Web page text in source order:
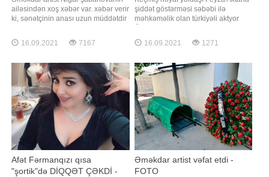
ailəsindən xoş xəbər var. xəbər verir
ki, sənətçinin anası uzun müddətdir
yataq xəstəsi idi. Nigar sosial media
hesabında paylaşım edərək
qalxdığını qeyd edib: . "5 aya
yaxındır ki, anam beyin qanamas
16.09.2021 7167
şiddət göstərməsi səbəbi ilə
məhkəməlik olan türkiyəli aktyor
Axşam.az-a istinadən xəbər verir ki,
1 il 6 ay həbsi tələb olunan aktyor
bildirib:. "Övladımın qəyyumluğunu
istədiyim üçün məni çətin vəziyyət
16.09.2021 1271
Afət Fərmanqızı qısa
"şortik"də DİQQƏT ÇƏKDİ -
Əməkdar artist vəfat etdi -
FOTO